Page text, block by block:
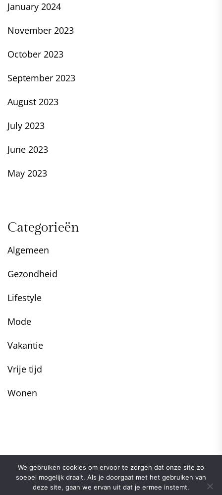
January 2024
November 2023
October 2023
September 2023
August 2023
July 2023
June 2023
May 2023
Categorieën
Algemeen
Gezondheid
Lifestyle
Mode
Vakantie
Vrije tijd
Wonen
We gebruiken cookies om ervoor te zorgen dat onze site zo
soepel mogelijk draait. Als je doorgaat met het gebruiken van
deze site, gaan we ervan uit dat je ermee instemt.